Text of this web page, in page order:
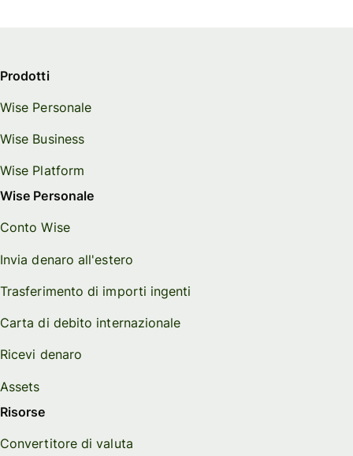
Prodotti
Wise Personale
Wise Business
Wise Platform
Wise Personale
Conto Wise
Invia denaro all'estero
Trasferimento di importi ingenti
Carta di debito internazionale
Ricevi denaro
Assets
Risorse
Convertitore di valuta